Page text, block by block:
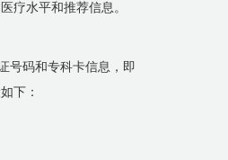
疗水平和推荐信息。
号码和专科卡信息，即
下：